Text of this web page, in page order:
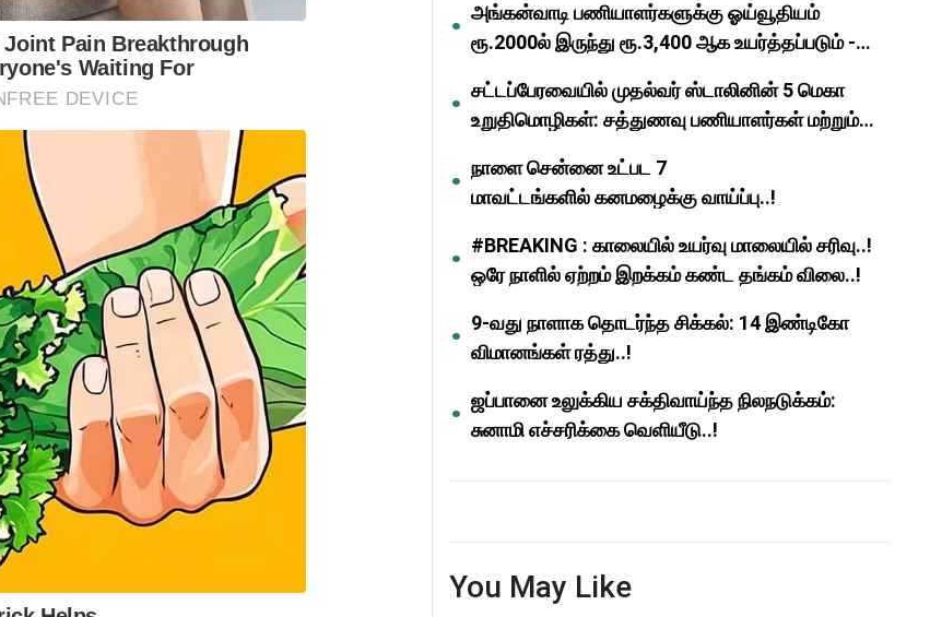
அங்கன்வாடி பணியாளர்களுக்கு ஓய்வூதியம்
ரூ.2000ல் இருந்து ரூ.3,400 ஆக உயர்த்தப்படும் -
சட்டப்பேரவையில் முதல்வர் ஸ்டாலினின் 5 மெகா
உறுதிமொழிகள்: சத்துணவு பணியாளர்கள் மற்றும்
நாளை சென்னை உட்பட 7
மாவட்டங்களில் கனமழைக்கு வாய்ப்பு..!
#BREAKING : காலையில் உயர்வு மாலையில் சரிவு..!
ஒரே நாளில் ஏற்றம் இறக்கம் கண்ட தங்கம் விலை..!
9-வது நாளாக தொடர்ந்த சிக்கல்: 14 இண்டிகோ
விமானங்கள் ரத்து..!
ஜப்பானை உலுக்கிய சக்திவாய்ந்த நிலநடுக்கம்:
சுனாமி எச்சரிக்கை வெளியீடு..!
You May Like